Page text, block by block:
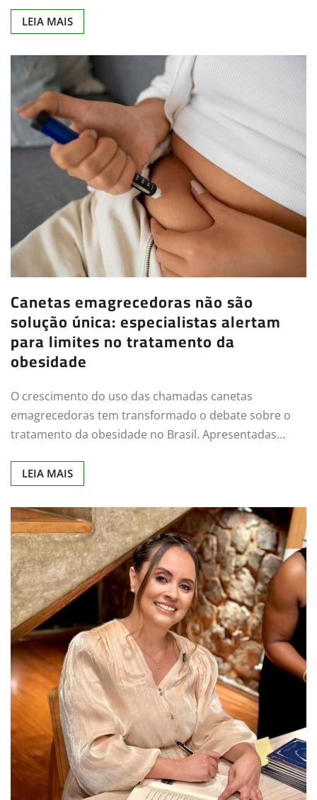
LEIA MAIS
Canetas emagrecedoras não são
solução única: especialistas alertam
para limites no tratamento da
obesidade
O crescimento do uso das chamadas canetas
emagrecedoras tem transformado o debate sobre o
tratamento da obesidade no Brasil. Apresentadas…
LEIA MAIS